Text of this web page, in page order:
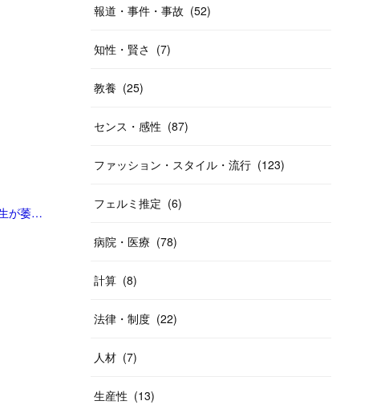
「「もはや、生徒にレンズを向けられない雰囲気」。後絶たない教員による盗撮、現場に波紋――運動会や修学旅行控え、先生が萎縮するワケ | 鹿児島のニュース | 南日本新聞デジタル」
報道・事件・事故 (52)
知性・賢さ (7)
教養 (25)
センス・感性 (87)
ファッション・スタイル・流行 (123)
フェルミ推定 (6)
病院・医療 (78)
計算 (8)
法律・制度 (22)
人材 (7)
生産性 (13)